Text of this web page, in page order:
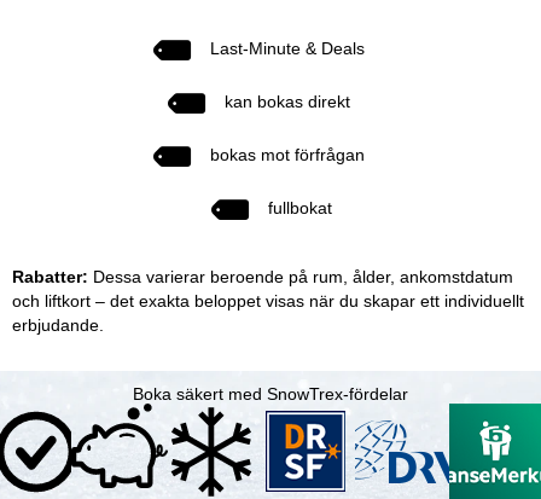
Last-Minute & Deals
kan bokas direkt
bokas mot förfrågan
fullbokat
Rabatter: Dessa varierar beroende på rum, ålder, ankomstdatum
och liftkort – det exakta beloppet visas när du skapar ett individuellt
erbjudande.
Boka säkert med SnowTrex-fördelar